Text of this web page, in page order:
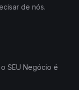
de nós.
SEU Negócio é